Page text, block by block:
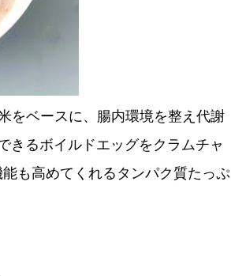
をベースに、腸内環境を整え代謝
きるボイルドエッグをクラムチャ
も高めてくれるタンパク質たっぷ